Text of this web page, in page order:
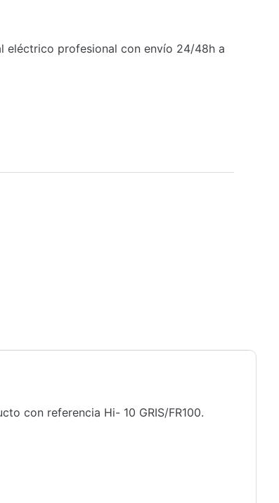
eléctrico profesional con envío 24/48h a
con referencia Hi- 10 GRIS/FR100.